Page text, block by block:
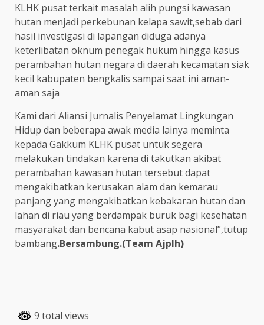
KLHK pusat terkait masalah alih pungsi kawasan
hutan menjadi perkebunan kelapa sawit,sebab dari
hasil investigasi di lapangan diduga adanya
keterlibatan oknum penegak hukum hingga kasus
perambahan hutan negara di daerah kecamatan siak
kecil kabupaten bengkalis sampai saat ini aman-
aman saja
Kami dari Aliansi Jurnalis Penyelamat Lingkungan
Hidup dan beberapa awak media lainya meminta
kepada Gakkum KLHK pusat untuk segera
melakukan tindakan karena di takutkan akibat
perambahan kawasan hutan tersebut dapat
mengakibatkan kerusakan alam dan kemarau
panjang yang mengakibatkan kebakaran hutan dan
lahan di riau yang berdampak buruk bagi kesehatan
masyarakat dan bencana kabut asap nasional”,tutup
bambang.Bersambung.(Team Ajplh)
9 total views